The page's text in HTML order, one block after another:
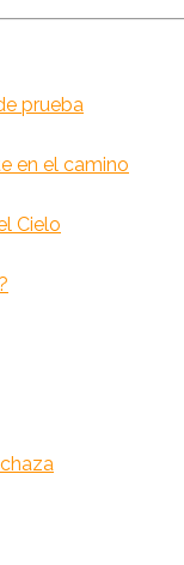
prueba
en el camino
Cielo